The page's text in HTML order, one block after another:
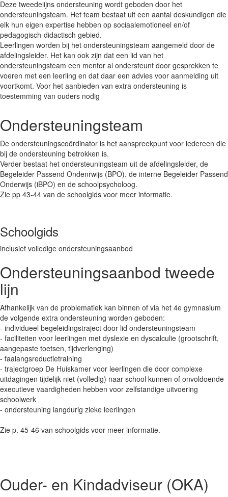
Deze tweedelijns ondersteuning wordt geboden door het
ondersteuningsteam. Het team bestaat uit een aantal deskundigen die
elk hun eigen expertise hebben op sociaalemotioneel en/of
pedagogisch-didactisch gebied.
Leerlingen worden bij het ondersteuningsteam aangemeld door de
afdelingsleider. Het kan ook zijn dat een lid van het
ondersteuningsteam een mentor al ondersteunt door gesprekken te
voeren met een leerling en dat daar een advies voor aanmelding uit
voortkomt. Voor het aanbieden van extra ondersteuning is
toestemming van ouders nodig
Ondersteuningsteam
De ondersteuningscoördinator is het aanspreekpunt voor iedereen die
bij de ondersteuning betrokken is.
Verder bestaat het ondersteuningsteam uit de afdelingsleider, de
Begeleider Passend Ondenrwijs (BPO). de interne Begeleider Passend
Onderwijs (iBPO) en de schoolpsycholoog.
Zie pp 43-44 van de schoolgids voor meer informatie.
Schoolgids
inclusief volledige ondersteuningsaanbod
Ondersteuningsaanbod tweede
lijn
Afhankelijk van de problematiek kan binnen of via het 4e gymnasium
de volgende extra ondersteuning worden geboden:
- individueel begeleidingstraject door lid ondersteuningsteam
- faciliteiten voor leerlingen met dyslexie en dyscalculie (grootschrift,
aangepaste toetsen, tijdverlenging)
- faalangsreductietraining
- trajectgroep De Huiskamer voor leerlingen die door complexe
uitdagingen tijdelijk niet (volledig) naar school kunnen of onvoldoende
executieve vaardigheden hebben voor zelfstandige uitvoering
schoolwerk
- ondersteuning langdurig zieke leerlingen
Zie p. 45-46 van schoolgids voor meer informatie.
Ouder- en Kindadviseur (OKA)